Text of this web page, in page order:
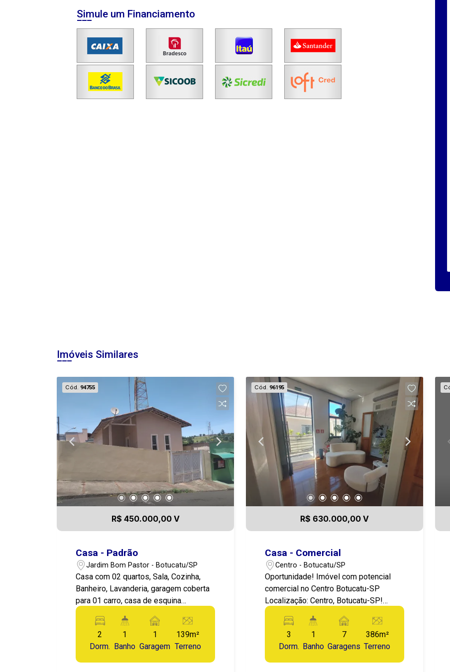
Simule um Financiamento
Imóveis Similares
Cód. 94755
R$ 450.000,00 V
Casa - Padrão
Jardim Bom Pastor - Botucatu/SP
Casa com 02 quartos, Sala, Cozinha,
Banheiro, Lavanderia, garagem coberta
para 01 carro, casa de esquina
localizada no Jardim Bom Pastor, duas
quadras da Avenida Dr. Vital Brasil, uma
boa oportunidade de moradia.
2
Dorm.
1
Banho
1
Garagem
139m²
Terreno
Cód. 96195
R$ 630.000,00 V
Casa - Comercial
Centro - Botucatu/SP
Oportunidade! Imóvel com potencial
comercial no Centro Botucatu-SP
Localização: Centro, Botucatu-SP!
Valor: 630.000,00 Apresentamos este
imóvel com potencial para seu negócio
ou rendimento, localizado na região
Central potencial para comercial,
Excelente para clínica! O imóvel fica
3
Dorm.
1
Banho
7
Garagens
386m²
Terreno